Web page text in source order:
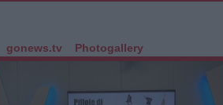
gonews.tv Photogallery